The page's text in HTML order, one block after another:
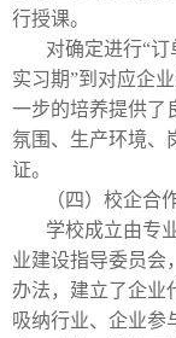
行授课。
对确定进行“订
实习期”到对应企
一步的培养提供了
氛围、生产环境、
证。
（四）校企合
学校成立由专
业建设指导委员会
办法，建立了企业
吸纳行业、企业参